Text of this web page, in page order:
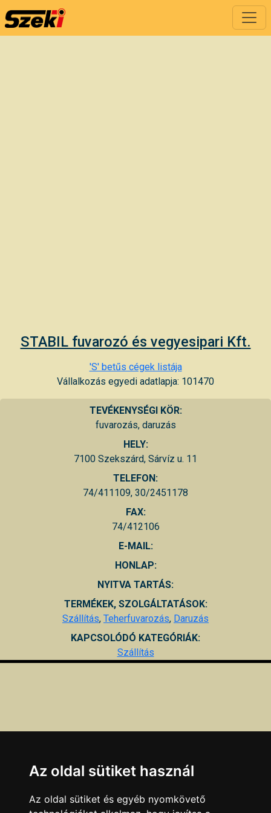
STABIL fuvarozó és vegyesipari Kft.
'S' betűs cégek listája
Vállalkozás egyedi adatlapja: 101470
TEVÉKENYSÉGI KÖR:
fuvarozás, daruzás
HELY:
7100 Szekszárd, Sárvíz u. 11
TELEFON:
74/411109, 30/2451178
FAX:
74/412106
E-MAIL:
HONLAP:
NYITVA TARTÁS:
TERMÉKEK, SZOLGÁLTATÁSOK:
Szállítás, Teherfuvarozás, Daruzás
KAPCSOLÓDÓ KATEGÓRIÁK:
Szállítás
Az oldal sütiket használ
Az oldal sütiket és egyéb nyomkövető